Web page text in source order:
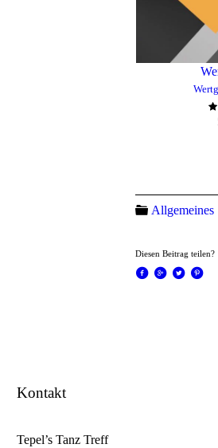
Allgemeines
Diesen Beitrag teilen?
Kontakt
Tepel’s Tanz Treff